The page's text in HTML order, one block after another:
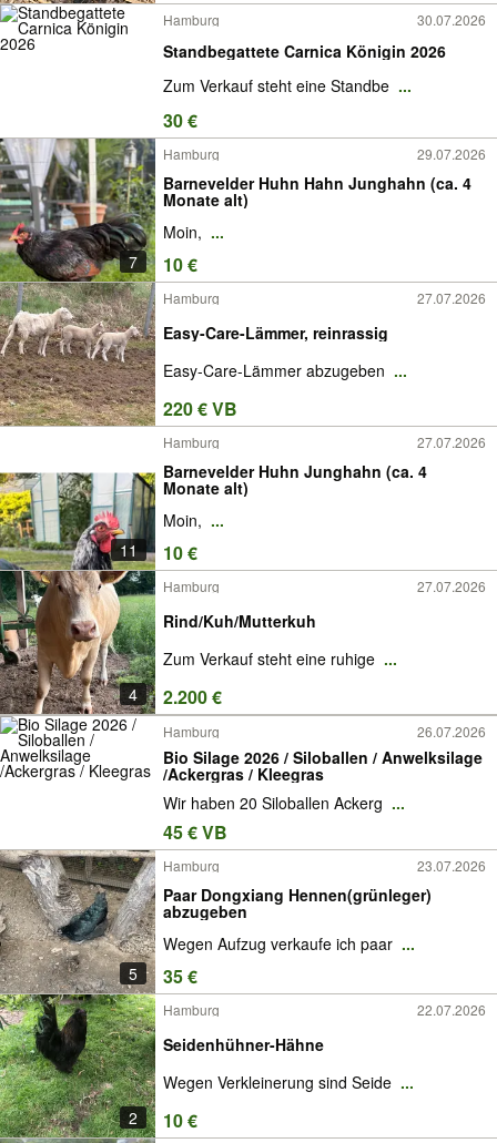
Hamburg 30.07.2026
Standbegattete Carnica Königin 2026
Zum Verkauf steht eine Standbe ...
30 €
7
Hamburg 29.07.2026
Barnevelder Huhn Hahn Junghahn (ca. 4
Monate alt)
Moin, ...
10 €
Hamburg 27.07.2026
Easy-Care-Lämmer, reinrassig
Easy-Care-Lämmer abzugeben ...
220 € VB
11
Hamburg 27.07.2026
Barnevelder Huhn Junghahn (ca. 4
Monate alt)
Moin, ...
10 €
4
Hamburg 27.07.2026
Rind/Kuh/Mutterkuh
Zum Verkauf steht eine ruhige ...
2.200 €
Hamburg 26.07.2026
Bio Silage 2026 / Siloballen / Anwelksilage
/Ackergras / Kleegras
Wir haben 20 Siloballen Ackerg ...
45 € VB
5
Hamburg 23.07.2026
Paar Dongxiang Hennen(grünleger)
abzugeben
Wegen Aufzug verkaufe ich paar ...
35 €
2
Hamburg 22.07.2026
Seidenhühner-Hähne
Wegen Verkleinerung sind Seide ...
10 €